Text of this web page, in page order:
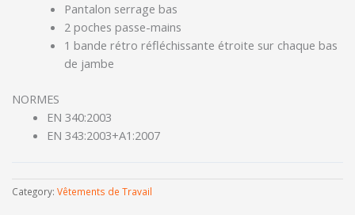
Pantalon serrage bas
2 poches passe-mains
1 bande rétro réfléchissante étroite sur chaque bas
de jambe
NORMES
EN 340:2003
EN 343:2003+A1:2007
Category: Vêtements de Travail